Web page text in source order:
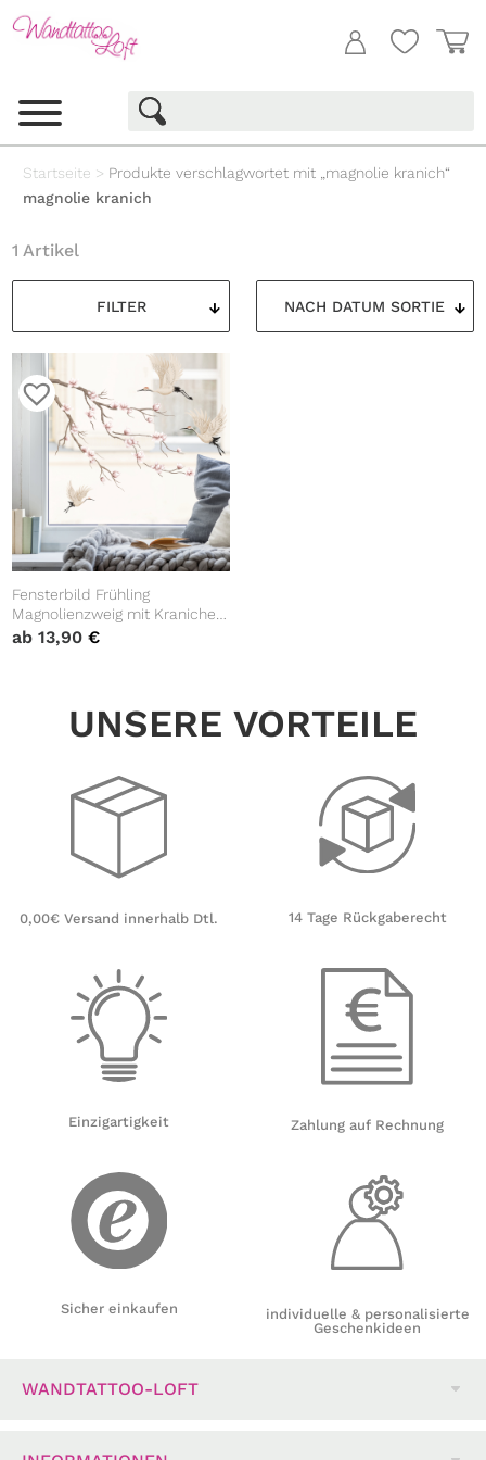
Startseite > Produkte verschlagwortet mit „magnolie kranich“
magnolie kranich
FILTER
1 Artikel
Fensterbild Frühling
Magnolienzweig mit Kranichen
bunt farbig
Osterdeko
ab13,90€
UNSERE VORTEILE
0,00€ Versand innerhalb Dtl.
Einzigartigkeit
Sicher einkaufen
14 Tage Rückgaberecht
Zahlung auf Rechnung
individuelle & personalisierte
Geschenkideen
WANDTATTOO-LOFT